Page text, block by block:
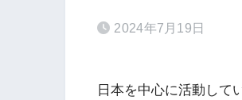
2024年7月19日
日本を中心に活動して